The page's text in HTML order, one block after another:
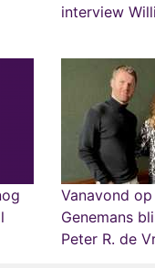
interview
Vanavond
Genemans
Peter R. de